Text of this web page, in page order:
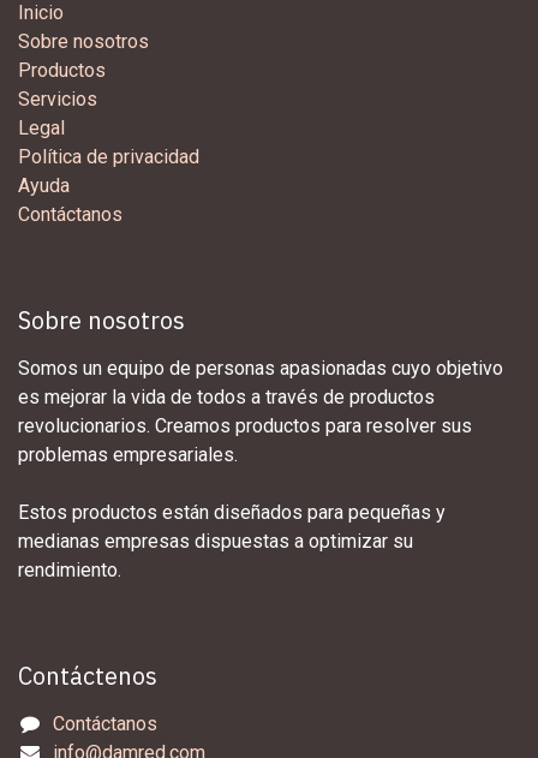
Inicio
Sobre nosotros
Productos
Servicios
Legal
Política de privacidad
Ayuda
Contáctanos
Sobre nosotros
Somos un equipo de personas apasionadas cuyo objetivo
es mejorar la vida de todos a través de productos
revolucionarios. Creamos productos para resolver sus
problemas empresariales.
Estos productos están diseñados para pequeñas y
medianas empresas dispuestas a optimizar su
rendimiento.
Contáctenos
Contáctanos
info@damred.com